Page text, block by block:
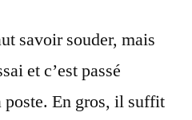
savoir souder, mais
et c’est passé
poste. En gros, il suffit